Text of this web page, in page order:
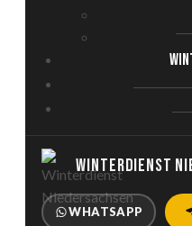
WINTERDIENST
WHATSAPP